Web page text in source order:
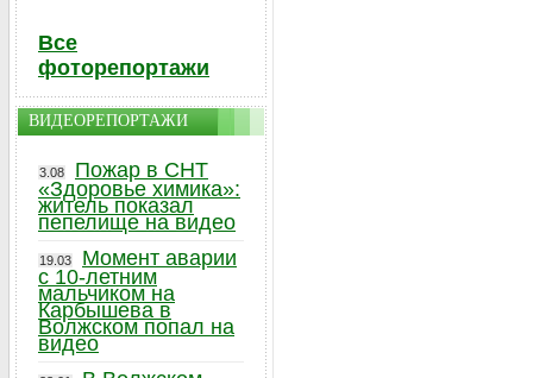
Все
фоторепортажи
ВИДЕОРЕПОРТАЖИ
3.08
Пожар в СНТ
«Здоровье химика»:
житель показал
пепелище на видео
19.03
Момент аварии
с 10-летним
мальчиком на
Карбышева в
Волжском попал на
видео